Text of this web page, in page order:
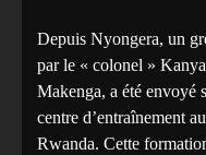
Depuis Nyongera, un
par le « colonel »
Makenga, a été envoyé
centre d’entraînement
Rwanda. Cette